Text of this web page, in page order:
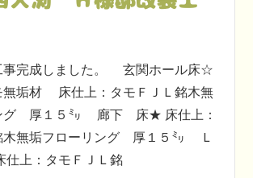
事完成しました。 玄関ホール床☆
無垢材 床仕上：タモＦＪＬ銘木無
グ 厚１５㍉ 廊下 床★ 床仕上：
木無垢フローリング 厚１５㍉ Ｌ
上：タモＦＪＬ銘